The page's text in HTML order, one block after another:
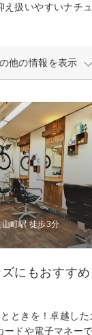
扱いやすいナチ
他の情報を表示
町駅 徒歩3分
にもおすす
ときを！卓越し
ドや電子マネー